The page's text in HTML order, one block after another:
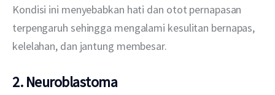
Kondisi ini menyebabkan hati dan otot pernapasan
terpengaruh sehingga mengalami kesulitan bernapas,
kelelahan, dan jantung membesar.
2. Neuroblastoma